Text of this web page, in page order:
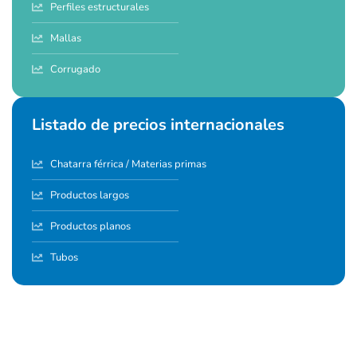
Perfiles estructurales
Mallas
Corrugado
Listado de precios internacionales
Chatarra férrica / Materias primas
Productos largos
Productos planos
Tubos